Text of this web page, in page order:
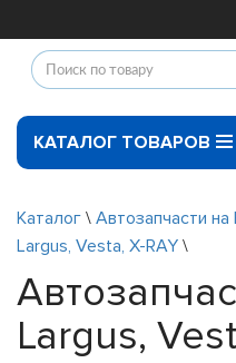
КАТАЛОГ ТОВАРОВ
Каталог \ Автозапчасти
Largus, Vesta, X-RAY \
Largus,